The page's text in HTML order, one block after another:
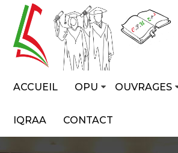
ACCUEIL OPU OUVRAGES
IQRAA CONTACT